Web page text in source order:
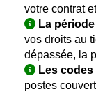
votre contrat
La
vos droits au
dépassée, la
Les
postes